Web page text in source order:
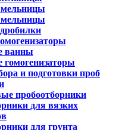
ванны
гомогенизаторы
и подготовки проб
пробоотборники
для вязких
для грунта